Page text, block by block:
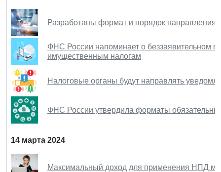
Разработаны формат и порядок направления
ФНС России напоминает о беззаявительном
имущественным налогам
Налоговые органы будут направлять
ФНС России утвердила форматы
14 марта 2024
Максимальный доход для применения НПД